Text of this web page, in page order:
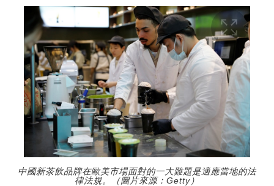
中國新茶飲品牌在歐美市場面對的一大難題是適應當地的法
律法規。（圖片來源：Getty）